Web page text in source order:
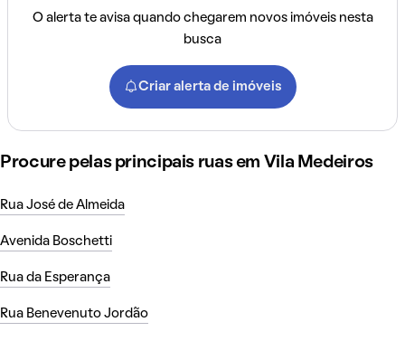
O alerta te avisa quando chegarem novos imóveis nesta
busca
Criar alerta de imóveis
Procure pelas principais ruas em Vila Medeiros
Rua José de Almeida
Avenida Boschetti
Rua da Esperança
Rua Benevenuto Jordão